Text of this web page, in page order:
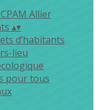
Allier
▴▾
d’habitants
lieu
pour tous